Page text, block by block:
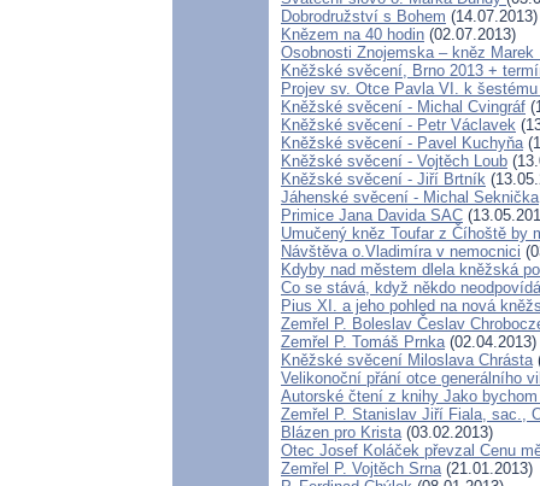
Dobrodružství s Bohem (14.07.2013)
Knězem na 40 hodin (02.07.2013)
Osobnosti Znojemska – kněz
Kněžské svěcení, Brno 2013 +
Projev sv. Otce Pavla VI. k
Kněžské svěcení - Michal Cvingráf
Kněžské svěcení - Petr Václavek
Kněžské svěcení - Pavel Kuchyňa
Kněžské svěcení - Vojtěch Loub
Kněžské svěcení - Jiří Brtník
Jáhenské svěcení - Michal Seknička
Primice Jana Davida SAC
Umučený kněz Toufar z Číhoště by
Návštěva o.Vladimíra v nemocnici
Kdyby nad městem dlela kněžská
Co se stává, když někdo
Pius XI. a jeho pohled na nová
Zemřel P. Boleslav Česlav
Zemřel P. Tomáš Prnka(02.04.2013)
Kněžské svěcení Miloslava Chrásta
Velikonoční přání otce generálního
Autorské čtení z knihy Jako
Zemřel P. Stanislav Jiří Fiala, sac.,
Blázen pro Krista(03.02.2013)
Otec Josef Koláček převzal Cenu
Zemřel P. Vojtěch Srna(21.01.2013)